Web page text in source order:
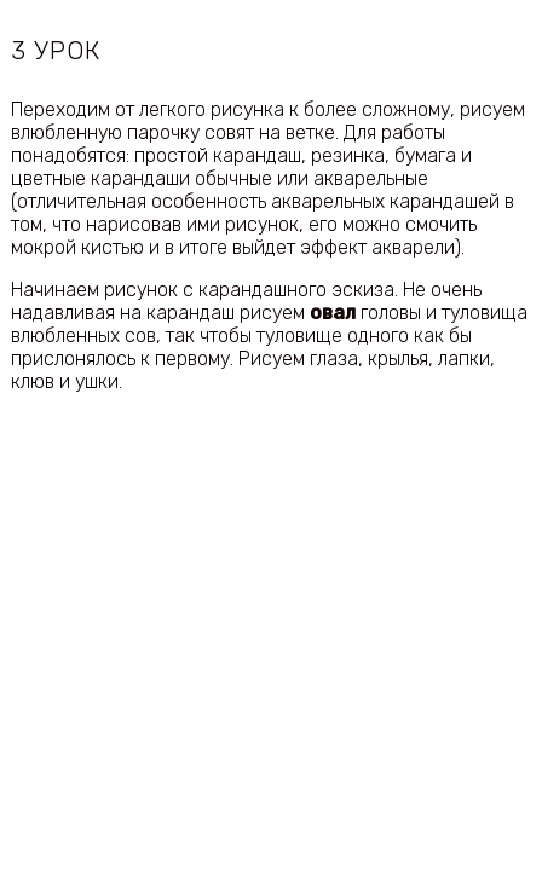
3 УРОК
Переходим от легкого рисунка к более сложному, рисуем
влюбленную парочку совят на ветке. Для работы
понадобятся: простой карандаш, резинка, бумага и
цветные карандаши обычные или акварельные
(отличительная особенность акварельных карандашей в
том, что нарисовав ими рисунок, его можно смочить
мокрой кистью и в итоге выйдет эффект акварели).
Начинаем рисунок с карандашного эскиза. Не очень
надавливая на карандаш рисуем овалголовы и туловища
влюбленных сов, так чтобы туловище одного как бы
прислонялось к первому. Рисуем глаза, крылья, лапки,
клюв и ушки.